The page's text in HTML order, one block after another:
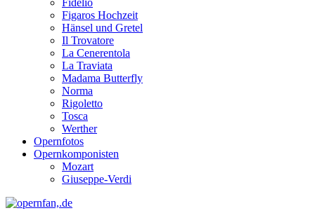
Fidelio
Figaros Hochzeit
Hänsel und Gretel
Il Trovatore
La Cenerentola
La Traviata
Madama Butterfly
Norma
Rigoletto
Tosca
Werther
Opernfotos
Opernkomponisten
Mozart
Giuseppe-Verdi